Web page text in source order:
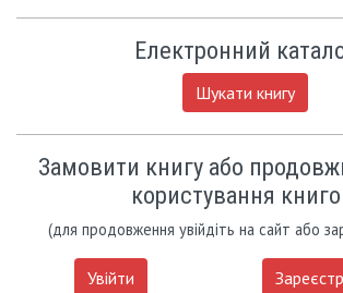
Електронний
Шукати книгу
Замовити книгу або
користування
(для продовження увійдіть на сайт або
Увійти